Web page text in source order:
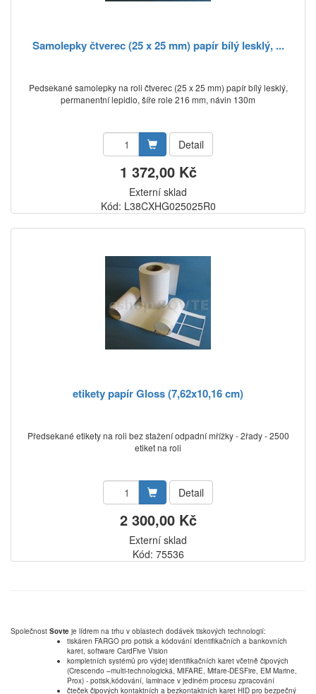
Samolepky čtverec (25 x 25 mm) papír bílý lesklý, ...
Pedsekané samolepky na roli čtverec (25 x 25 mm) papír bílý lesklý,
permanentní lepidlo, šíře role 216 mm, návin 130m
Detail
1 372,00 Kč
Externí sklad
Kód: L38CXHG025025R0
etikety papír Gloss (7,62x10,16 cm)
Předsekané etikety na roli bez stažení odpadní mřížky - 2řady - 2500
etiket na roli
Detail
2 300,00 Kč
Externí sklad
Kód: 75536
Společnost Sovte je lídrem na trhu v oblastech dodávek tiskových technologií:
tiskáren FARGO pro potisk a kódování identifikačních a bankovních
karet, software CardFive Vision
kompletních systémů pro výdej identifikačních karet včetně čipových
(Crescendo –multi-technologická, MIFARE, Mifare-DESFire, EM Marine,
Prox) - potisk,kódování, laminace v jediném procesu zpracování
čteček čipových kontaktních a bezkontaktních karet HID pro bezpečný